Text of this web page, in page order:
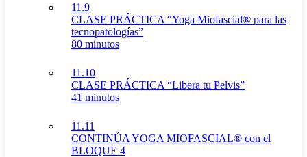
11.9
CLASE PRÁCTICA “Yoga Miofascial® para las
tecnopatologías”
80 minutos
11.10
CLASE PRÁCTICA “Libera tu Pelvis”
41 minutos
11.11
CONTINÚA YOGA MIOFASCIAL® con el
BLOQUE 4